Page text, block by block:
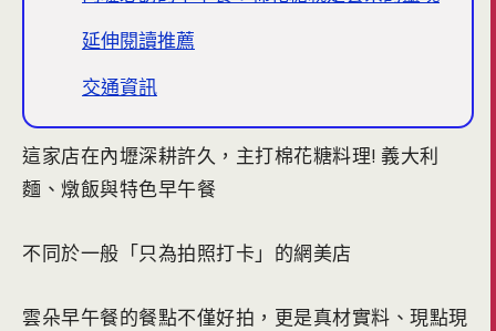
延伸閱讀推薦
交通資訊
這家店在內壢深耕許久，主打棉花糖料理! 義大利
麵、燉飯與特色早午餐
不同於一般「只為拍照打卡」的網美店
雲朵早午餐的餐點不僅好拍，更是真材實料、現點現